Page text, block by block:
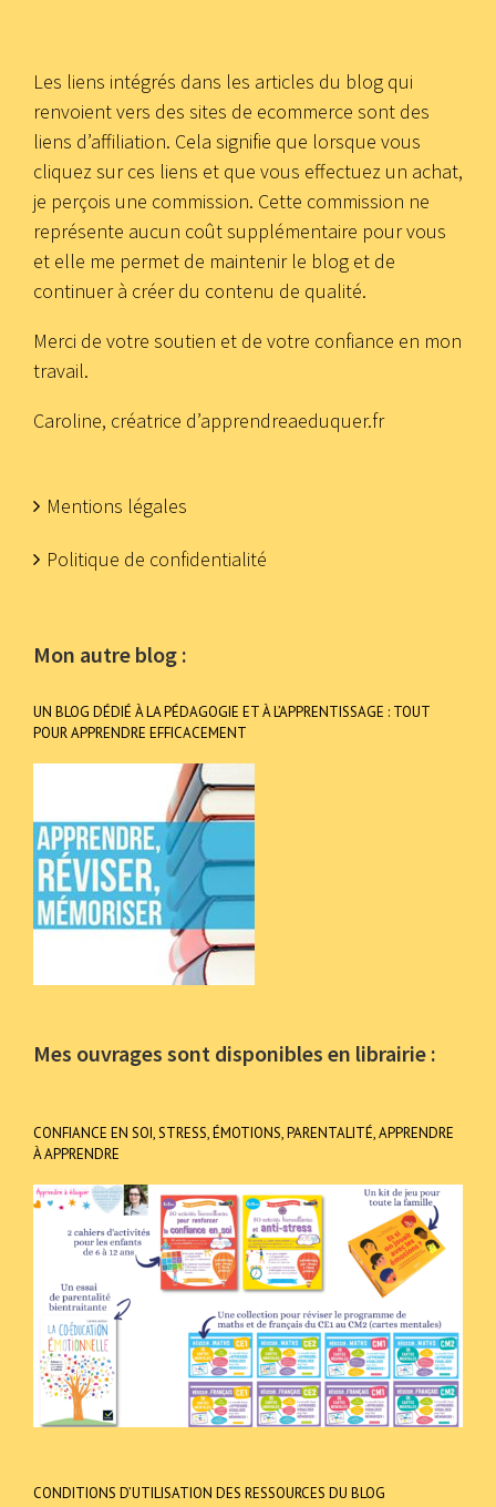
Les liens intégrés dans les articles du blog qui
renvoient vers des sites de ecommerce sont des
liens d’affiliation. Cela signifie que lorsque vous
cliquez sur ces liens et que vous effectuez un achat,
je perçois une commission. Cette commission ne
représente aucun coût supplémentaire pour vous
et elle me permet de maintenir le blog et de
continuer à créer du contenu de qualité.
Merci de votre soutien et de votre confiance en mon
travail.
Caroline, créatrice d’apprendreaeduquer.fr
Mentions légales
Politique de confidentialité
Mon autre blog :
UN BLOG DÉDIÉ À LA PÉDAGOGIE ET À L’APPRENTISSAGE : TOUT
POUR APPRENDRE EFFICACEMENT
Mes ouvrages sont disponibles en librairie :
CONFIANCE EN SOI, STRESS, ÉMOTIONS, PARENTALITÉ, APPRENDRE
À APPRENDRE
CONDITIONS D’UTILISATION DES RESSOURCES DU BLOG